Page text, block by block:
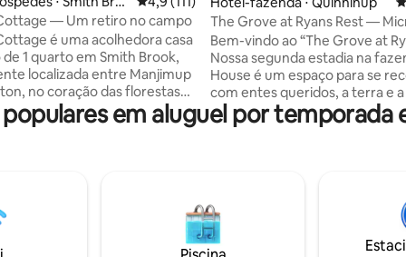
— Um retiro no campo
é uma acolhedora casa
1 quarto em Smith Brook,
localizada entre Manjimup
no coração das florestas
para relaxar e desfrutar
florestais, trilhas para
e ciclismo, vinícolas,
e produtos locais. Por favor,
The Grove at Ryans Rest —
em hotel-fazenda
Bem-vindo ao “The Grove at
Nossa segunda estadia na
House é um espaço para se
com entes queridos, a terra e
pois você está imerso em um
agrícola regenerativo que está
cheirar o ar fresco, o solo doce,
limão e as florestas circundantes.
REEXAMINAR, REDESCOBRIR e
RESTABELECER uma conexão
em aluguel por temporada